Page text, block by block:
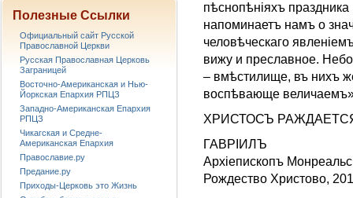
пѣснопѣніяхъ
напоминаетъ намъ о
человѣческаго
вижу и преславное.
– вмѣстилище, въ нихъ
воспѣвающе
ХРИСТОСЪ
ГАВРIИЛЪ
Aрхіепископъ
Рождество Христово,
Полезные Ссылки
Официальный сайт Русской
Православной Церкви
Русская Православная Церковь
Заграницей
Восточно-Американская и Нью-
Йоркская Епархия РПЦЗ
Западно-Американская Епархия
РПЦЗ
Чикагская и Средне-
Американская Епархия
Православие.ру
Предание.ру
Приходы-Церковь это Жизнь